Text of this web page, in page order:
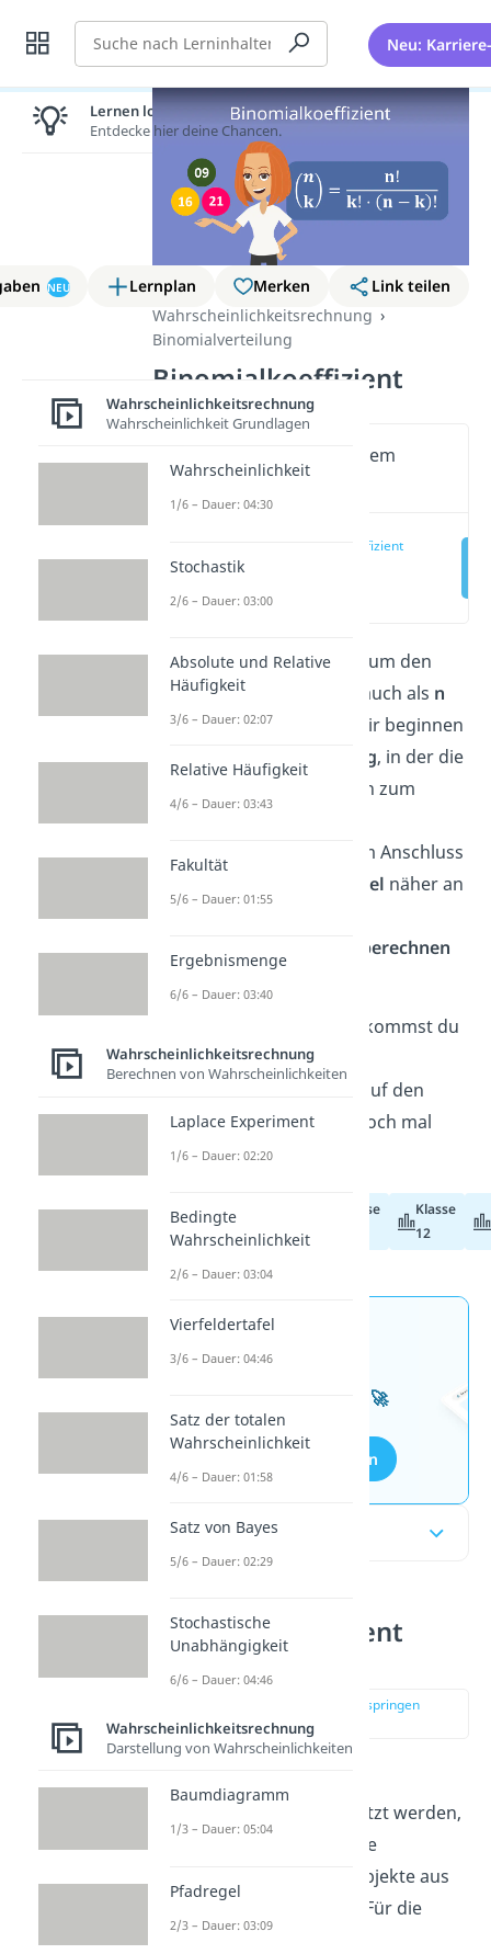
Suche Neu:
NEU Lernplan Merken
Link teilen
Wahrscheinlichkeitsrechnung
Binomialverteilung
Binomialkoeffizient
Wichtige Inhalte in diesem
Video
Binomialkoeffizient
In diesem Beitrag geht es um den
Binomialkoeffizient
, der auch als n
über kbezeichnet wird. Wir beginnen
mit einer kurzen Erklärung, in der die
wichtigsten Informationen zum
zusammengefasst sind. Im Anschluss
Formel näher an
Binomialkoeffizient
berechnen
Alle wichtigen Aspekte bekommst du
auch bei uns imVideo
erklärt, verständlich und auf den
Punkt gebracht. Schaue doch mal
rein!
Abiturvorbereitung
Klasse
Klasse
12
Jetzt neu: Teste dein
Wissen mit unseren
kostenlosen Aufgaben 🚀
Aufgaben entdecken
Inhaltsübersicht
Binomialkoeffizient
Erklärung
zur Stelle im Video springen
(00:17)
genutzt werden,
um zu bestimmen wie viele
Möglichkeiten es gibt k Objekte aus
einer Menge n zu ziehen. Für die
Bestimmung
Lernen lohnt sich!
Entdecke hier deine Chancen.
Wahrscheinlichkeitsrechnung
Wahrscheinlichkeit Grundlagen
Wahrscheinlichkeit
1/6 – Dauer: 04:30
Stochastik
2/6 – Dauer: 03:00
Absolute und Relative
Häufigkeit
3/6 – Dauer: 02:07
Relative Häufigkeit
4/6 – Dauer: 03:43
Fakultät
5/6 – Dauer: 01:55
Ergebnismenge
6/6 – Dauer: 03:40
Wahrscheinlichkeitsrechnung
Berechnen von Wahrscheinlichkeiten
Laplace Experiment
1/6 – Dauer: 02:20
Bedingte
Wahrscheinlichkeit
2/6 – Dauer: 03:04
Vierfeldertafel
3/6 – Dauer: 04:46
Satz der totalen
Wahrscheinlichkeit
4/6 – Dauer: 01:58
Satz von Bayes
5/6 – Dauer: 02:29
Stochastische
Unabhängigkeit
6/6 – Dauer: 04:46
Wahrscheinlichkeitsrechnung
Darstellung von Wahrscheinlichkeiten
Baumdiagramm
1/3 – Dauer: 05:04
Pfadregel
2/3 – Dauer: 03:09